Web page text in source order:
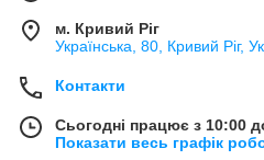
м. Кривий Ріг
Українська, 80, Кривий Ріг,
Контакти
Сьогодні працює з 10:00
Показати весь графік